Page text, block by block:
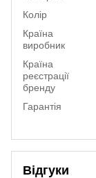
Колір
Країна
виробник
Країна
реєстрації
бренду
Гарантія
Відгуки